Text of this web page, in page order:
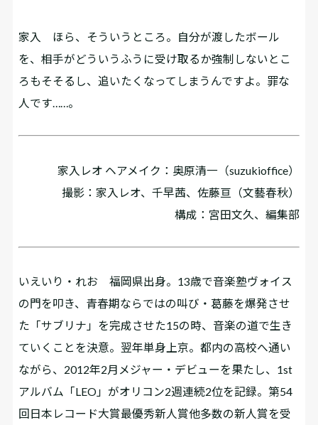
家入
ほら、そういうところ。自分が渡したボール
を、相手がどういうふうに受け取るか強制しないとこ
ろもそそるし、追いたくなってしまうんですよ。罪な
人です……。
家入レオ ヘアメイク：奥原清一（suzukioffice）
撮影：家入レオ、千早茜、佐藤亘（文藝春秋）
構成：宮田文久、編集部
いえいり・れお 福岡県出身。13歳で音楽塾ヴォイス
の門を叩き、青春期ならではの叫び・葛藤を爆発させ
た「サブリナ」を完成させた15の時、音楽の道で生き
ていくことを決意。翌年単身上京。都内の高校へ通い
ながら、2012年2月メジャー・デビューを果たし、1st
アルバム「LEO」がオリコン2週連続2位を記録。第54
回日本レコード大賞最優秀新人賞他多数の新人賞を受